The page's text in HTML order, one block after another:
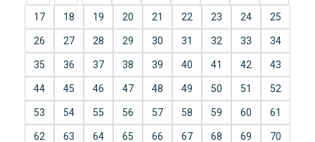
17 18 19 20 21 22 23 24 25
26 27 28 29 30 31 32 33 34
35 36 37 38 39 40 41 42 43
44 45 46 47 48 49 50 51 52
53 54 55 56 57 58 59 60 61
62 63 64 65 66 67 68 69 70